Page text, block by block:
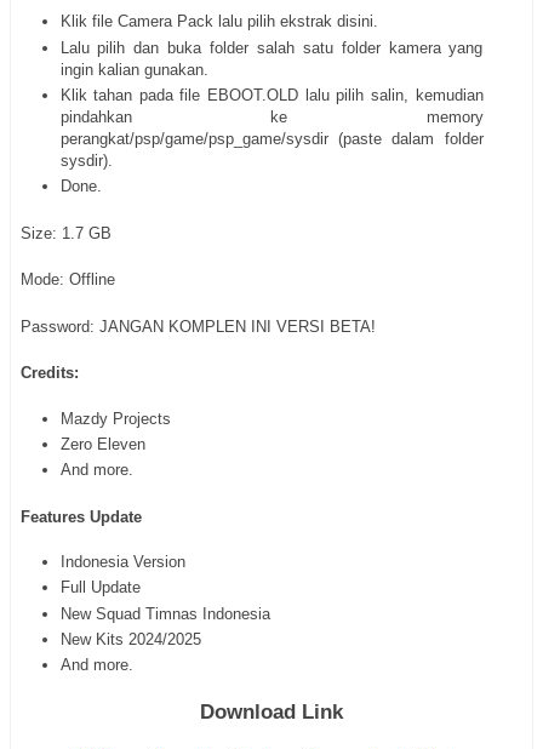
Klik file Camera Pack lalu pilih ekstrak disini.
Lalu pilih dan buka folder salah satu folder kamera yang
ingin kalian gunakan.
Klik tahan pada file EBOOT.OLD lalu pilih salin, kemudian
pindahkan ke memory
perangkat/psp/game/psp_game/sysdir (paste dalam folder
sysdir).
Done.
Size: 1.7 GB
Mode: Offline
Password: JANGAN KOMPLEN INI VERSI BETA!
Credits:
Mazdy Projects
Zero Eleven
And more.
Features Update
Indonesia Version
Full Update
New Squad Timnas Indonesia
New Kits 2024/2025
And more.
Download Link